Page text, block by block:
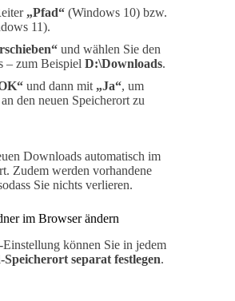
„Pfad“ (Windows 10) bzw.
11).
und wählen Sie den
– zum Beispiel D:\Downloads.
und dann mit „Ja“, um
den neuen Speicherort zu
Downloads automatisch im
Zudem werden vorhandene
Sie nichts verlieren.
im Browser ändern
können Sie in jedem
separat festlegen.